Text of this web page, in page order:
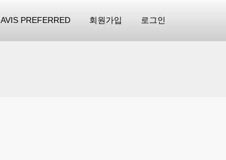
AVIS PREFERRED 회원가입 로그인